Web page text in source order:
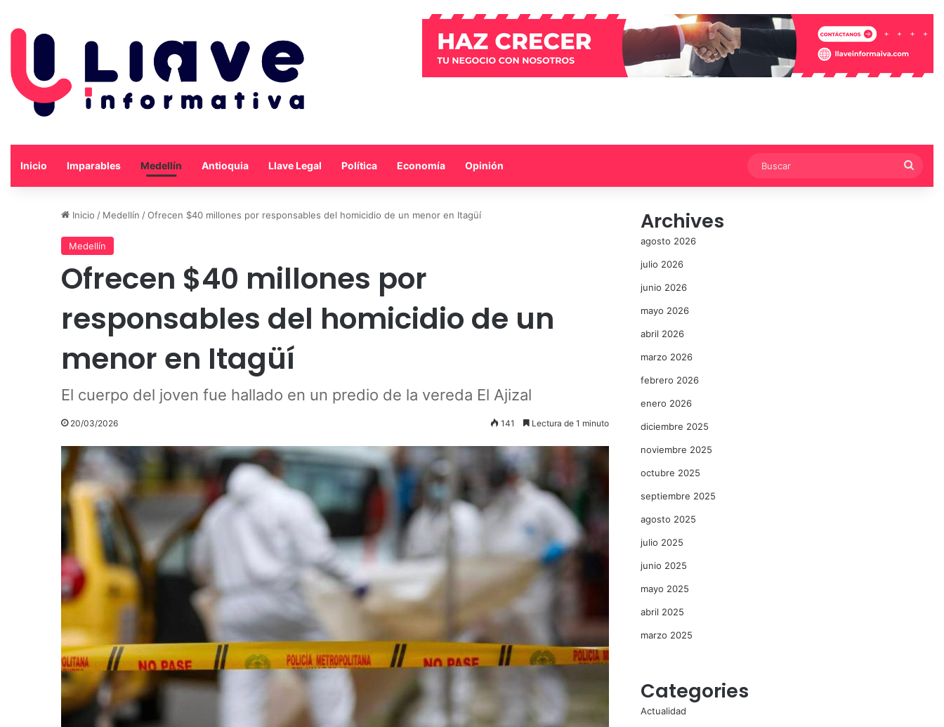
Inicio Imparables Medellín Antioquia Llave Legal Política Economía Opinión
Inicio / Medellín /Ofrecen $40 millones por responsables del homicidio de un menor en Itagüí
Medellín
Ofrecen $40 millones por
responsables del homicidio de un
menor en Itagüí
El cuerpo del joven fue hallado en un predio de la vereda El Ajizal
20/03/2026 141 Lectura de 1 minuto
Archives
agosto 2026
julio 2026
junio 2026
mayo 2026
abril 2026
marzo 2026
febrero 2026
enero 2026
diciembre 2025
noviembre 2025
octubre 2025
septiembre 2025
agosto 2025
julio 2025
junio 2025
mayo 2025
abril 2025
marzo 2025
Categories
Actualidad